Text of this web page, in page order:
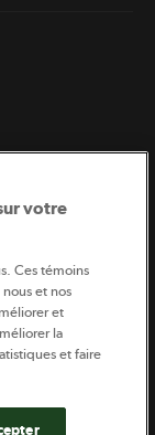
Coopératif.
agricole
votre
Ces témoins
et nos
et
la
et faire